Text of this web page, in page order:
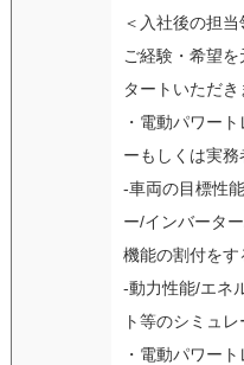
＜入社後の担当
ご経験・希望
タートいただき
・電動パワー
ーもしくは実務
-車両の目標性
ー/インバータ
機能の割付を
-動力性能/エネ
ト等のシミュ
・電動パワー